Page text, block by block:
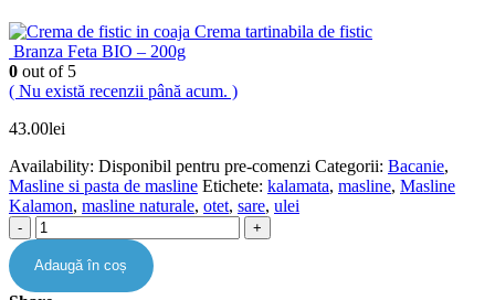
Crema tartinabila de fistic
Branza Feta BIO – 200g
0 out of 5
( Nu există recenzii până acum. )
43.00lei
Availability: Disponibil pentru pre-comenzi Categorii: Bacanie,
Masline si pasta de masline Etichete: kalamata, masline, Masline
Kalamon, masline naturale, otet, sare, ulei
- +
Adaugă în coș